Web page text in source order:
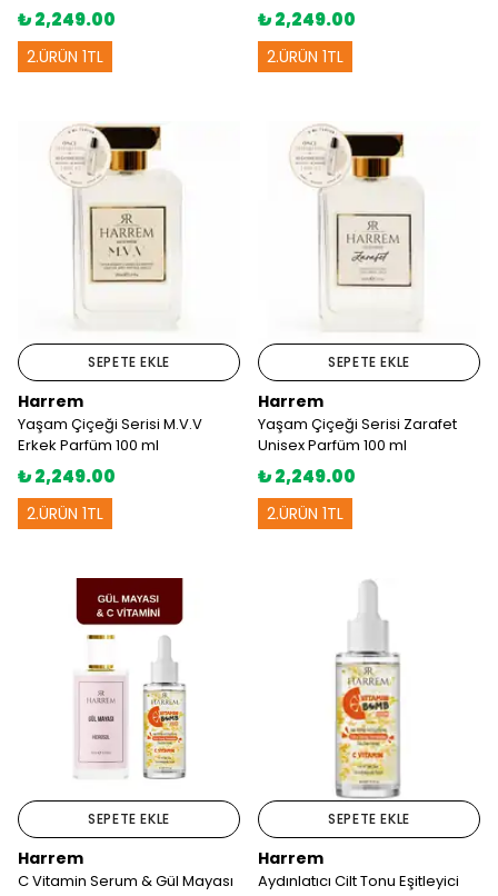
₺ 2,249.00
2.ÜRÜN 1TL
₺ 2,249.00
2.ÜRÜN 1TL
SEPETE EKLE
Harrem
Yaşam Çiçeği Serisi M.V.V
Erkek Parfüm 100 ml
₺ 2,249.00
2.ÜRÜN 1TL
SEPETE EKLE
Harrem
Yaşam Çiçeği Serisi Zarafet
Unisex Parfüm 100 ml
₺ 2,249.00
2.ÜRÜN 1TL
SEPETE EKLE
Harrem
C Vitamin Serum & Gül Mayası
SEPETE EKLE
Harrem
Aydınlatıcı Cilt Tonu Eşitleyici
Harrem Dünyasına
Işıltılı Bir Başlangıç
✨
İlk alışverişinize özelHanedan